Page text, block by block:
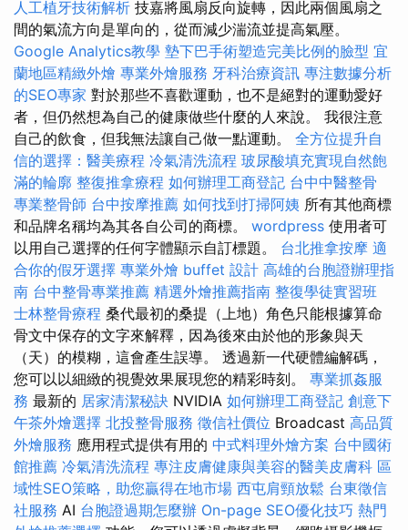
人工植牙技術解析 技嘉將風扇反向旋轉，因此兩個風扇之
間的氣流方向是單向的，從而減少湍流並提高氣壓。
Google Analytics教學 墊下巴手術塑造完美比例的臉型 宜
蘭地區精緻外燴 專業外燴服務 牙科治療資訊 專注數據分析
的SEO專家 對於那些不喜歡運動，也不是絕對的運動愛好
者，但仍然想為自己的健康做些什麼的人來說。 我很注意
自己的飲食，但我無法讓自己做一點運動。 全方位提升自
信的選擇：醫美療程 冷氣清洗流程 玻尿酸填充實現自然飽
滿的輪廓 整復推拿療程 如何辦理工商登記 台中中醫整骨
專業整骨師 台中按摩推薦 如何找到打掃阿姨 所有其他商標
和品牌名稱均為其各自公司的商標。 wordpress 使用者可
以用自己選擇的任何字體顯示自訂標題。 台北推拿按摩 適
合你的假牙選擇 專業外燴 buffet 設計 高雄的台胞證辦理指
南 台中整骨專業推薦 精選外燴推薦指南 整復學徒實習班
士林整骨療程 桑代最初的桑提（上地）角色只能根據算命
骨文中保存的文字來解釋，因為後來由於他的形象與天
（天）的模糊，這會產生誤導。 透過新一代硬體編解碼，
您可以以細緻的視覺效果展現您的精彩時刻。 專業抓姦服
務 最新的 居家清潔秘訣 NVIDIA 如何辦理工商登記 創意下
午茶外燴選擇 北投整骨服務 徵信社價位 Broadcast 高品質
外燴服務 應用程式提供有用的 中式料理外燴方案 台中國術
館推薦 冷氣清洗流程 專注皮膚健康與美容的醫美皮膚科 區
域性SEO策略，助您贏得在地市場 西屯肩頸放鬆 台東徵信
社服務 AI 台胞證過期怎麼辦 On-page SEO優化技巧 熱門